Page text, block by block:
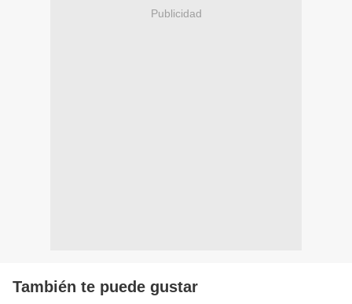
Publicidad
También te puede gustar